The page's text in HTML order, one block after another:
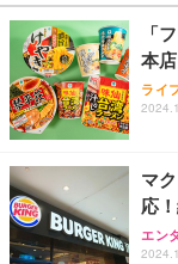
「
本
ライ
マ
応
エン